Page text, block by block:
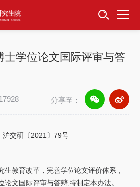
士学位论文国际评审与答
17928 分享至：
沪交研〔2021〕79号
教育改革，完善学位论文评价体系，
论文国际评审与答辩,特制定本办法。